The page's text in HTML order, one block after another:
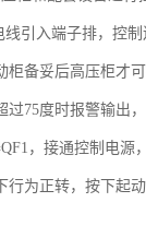
线引入端子排，控
备妥后高压柜才
75度时报警输出，
，接通控制电
行为正转，按下起